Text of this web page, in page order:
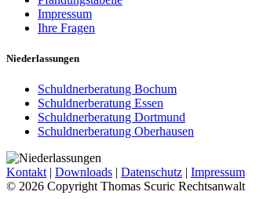
Impressum
Ihre Fragen
Niederlassungen
Schuldnerberatung Bochum
Schuldnerberatung Essen
Schuldnerberatung Dortmund
Schuldnerberatung Oberhausen
Kontakt | Downloads | Datenschutz | Impressum
© 2026 Copyright Thomas Scuric Rechtsanwalt